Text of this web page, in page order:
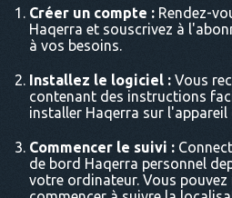
Créer un compte : Rendez-
Haqerra et souscrivez à
à vos besoins.
Installez le logiciel : Vous
contenant des instructions
installer Haqerra sur l'appareil
Commencer le suivi :
de bord Haqerra personnel
votre ordinateur. Vous